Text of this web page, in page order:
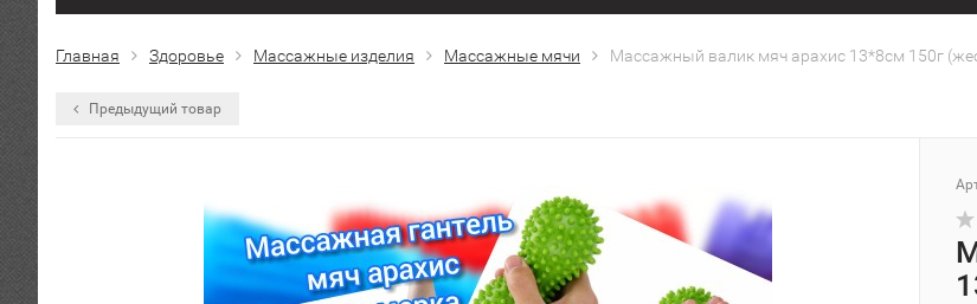
Главная Здоровье Массажные изделия Массажные мячи Массажный валик мяч арахис 13*8см 150г
Предыдущий товар